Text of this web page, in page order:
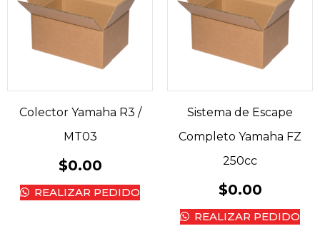
Colector Yamaha R3 /
MT03
$0.00
REALIZAR PEDIDO
Sistema de Escape
Completo Yamaha FZ
250cc
$0.00
REALIZAR PEDIDO